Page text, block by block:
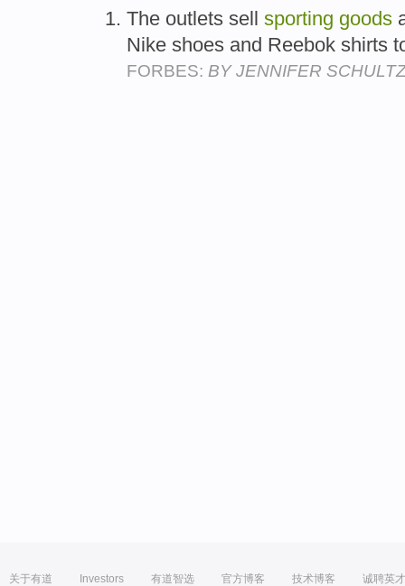
The outlets sell sporting goods
Nike shoes and Reebok shirts
FORBES: BY JENNIFER
关于有道 Investors 有道智选 官方博客 技术博客 诚聘英才